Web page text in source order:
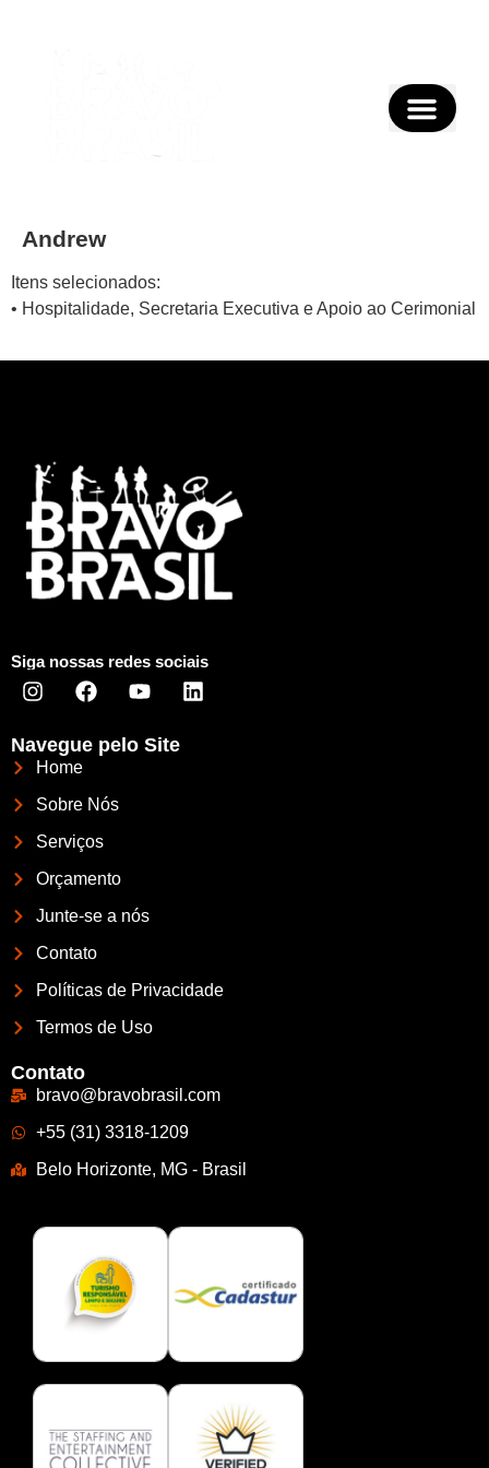
Andrew
Itens selecionados:
• Hospitalidade, Secretaria Executiva e Apoio ao Cerimonial
Siga nossas redes sociais
Navegue pelo Site
Home
Sobre Nós
Serviços
Orçamento
Junte-se a nós
Contato
Políticas de Privacidade
Termos de Uso
Contato
bravo@bravobrasil.com
+55 (31) 3318-1209
Belo Horizonte, MG - Brasil